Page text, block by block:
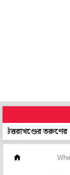
তরুণের
'রাত